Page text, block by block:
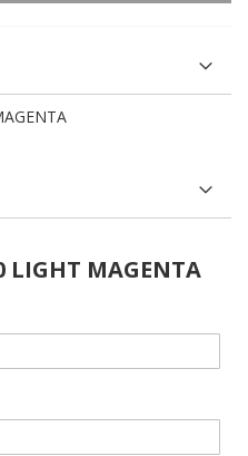
LIGHT MAGENTA